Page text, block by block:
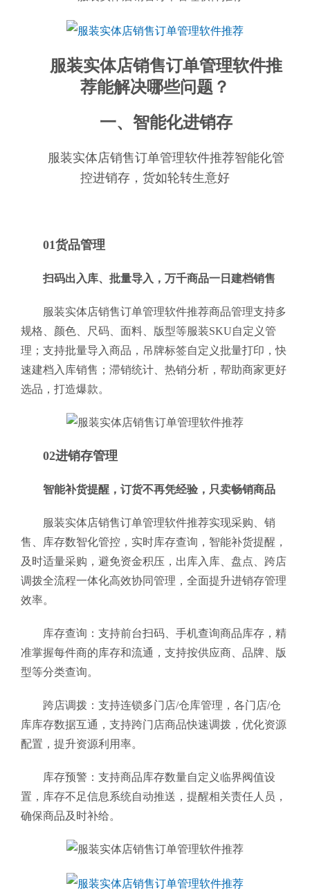
服装实体店销售订单管理软件推
荐能解决哪些问题？
一、智能化进销存
服装实体店销售订单管理软件推荐智能化管
控进销存，货如轮转生意好
01货品管理
扫码出入库、批量导入，万千商品一日建档销售
服装实体店销售订单管理软件推荐商品管理支持多
规格、颜色、尺码、面料、版型等服装SKU自定义管
理；支持批量导入商品，吊牌标签自定义批量打印，快
速建档入库销售；滞销统计、热销分析，帮助商家更好
选品，打造爆款。
02进销存管理
智能补货提醒，订货不再凭经验，只卖畅销商品
服装实体店销售订单管理软件推荐实现采购、销
售、库存数智化管控，实时库存查询，智能补货提醒，
及时适量采购，避免资金积压，出库入库、盘点、跨店
调拨全流程一体化高效协同管理，全面提升进销存管理
效率。
库存查询：支持前台扫码、手机查询商品库存，精
准掌握每件商的库存和流通，支持按供应商、品牌、版
型等分类查询。
跨店调拨：支持连锁多门店/仓库管理，各门店/仓
库库存数据互通，支持跨门店商品快速调拨，优化资源
配置，提升资源利用率。
库存预警：支持商品库存数量自定义临界阀值设
置，库存不足信息系统自动推送，提醒相关责任人员，
确保商品及时补给。